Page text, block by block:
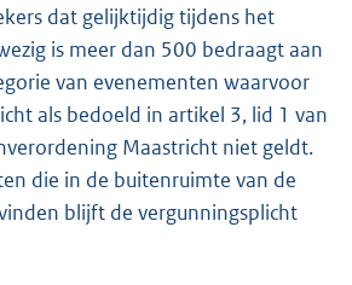
dat gelijktijdig tijdens het
is meer dan 500 bedraagt aan
van evenementen waarvoor
als bedoeld in artikel 3, lid 1 van
Maastricht niet geldt.
die in de buitenruimte van de
blijft de vergunningsplicht